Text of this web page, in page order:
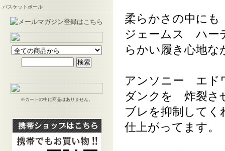
バスケットボール
※カートの中に商品はありません。
柔らかさの中に
ジェームス ハ
らかい履き心地
アンソニー エ
ダンクを 炸裂さ
ブレを抑制して
仕上がってます。